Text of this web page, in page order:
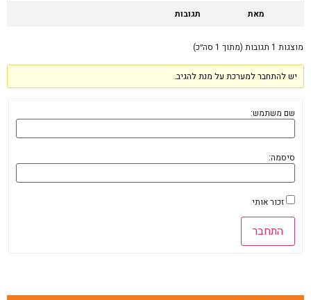
מאת תגובות
מוצגות 1 תגובות (מתוך 1 סה״כ)
יש להתחבר למערכת על מנת להגיב.
שם משתמש:
סיסמה:
זכור אותי
התחבר